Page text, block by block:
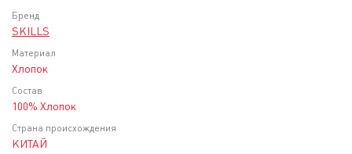
Бренд
SKILLS
Материал
Хлопок
Состав
100% Хлопок
Страна происхождения
КИТАЙ